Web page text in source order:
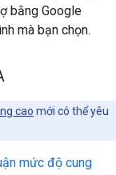
bằng Google
mà bạn chọn.
cao mới có thể yêu
mức độ cung